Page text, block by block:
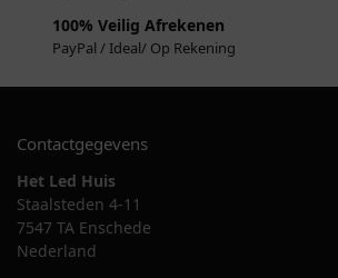
100% Veilig Afrekenen
PayPal / Ideal/ Op Rekening
Contactgegevens
Het Led Huis
Staalsteden 4-11
7547 TA Enschede
Nederland